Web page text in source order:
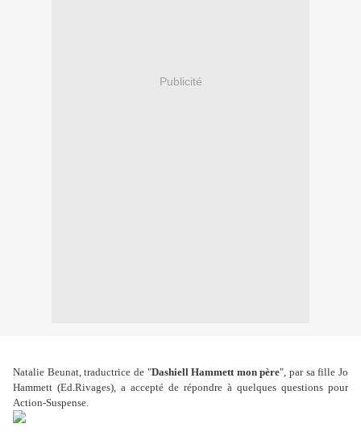
Publicité
Natalie Beunat, traductrice de "Dashiell Hammett mon père", par sa fille Jo
Hammett (Ed.Rivages), a accepté de répondre à quelques questions pour
Action-Suspense.